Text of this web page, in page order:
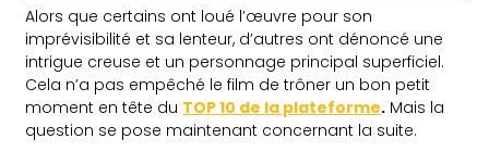
Alors que certains ont loué l’œuvre pour son
imprévisibilité et sa lenteur, d’autres ont dénoncé une
intrigue creuse et un personnage principal superficiel.
Cela n’a pas empêché le film de trôner un bon petit
moment en tête du TOP 10 de la plateforme. Mais la
question se pose maintenant concernant la suite.